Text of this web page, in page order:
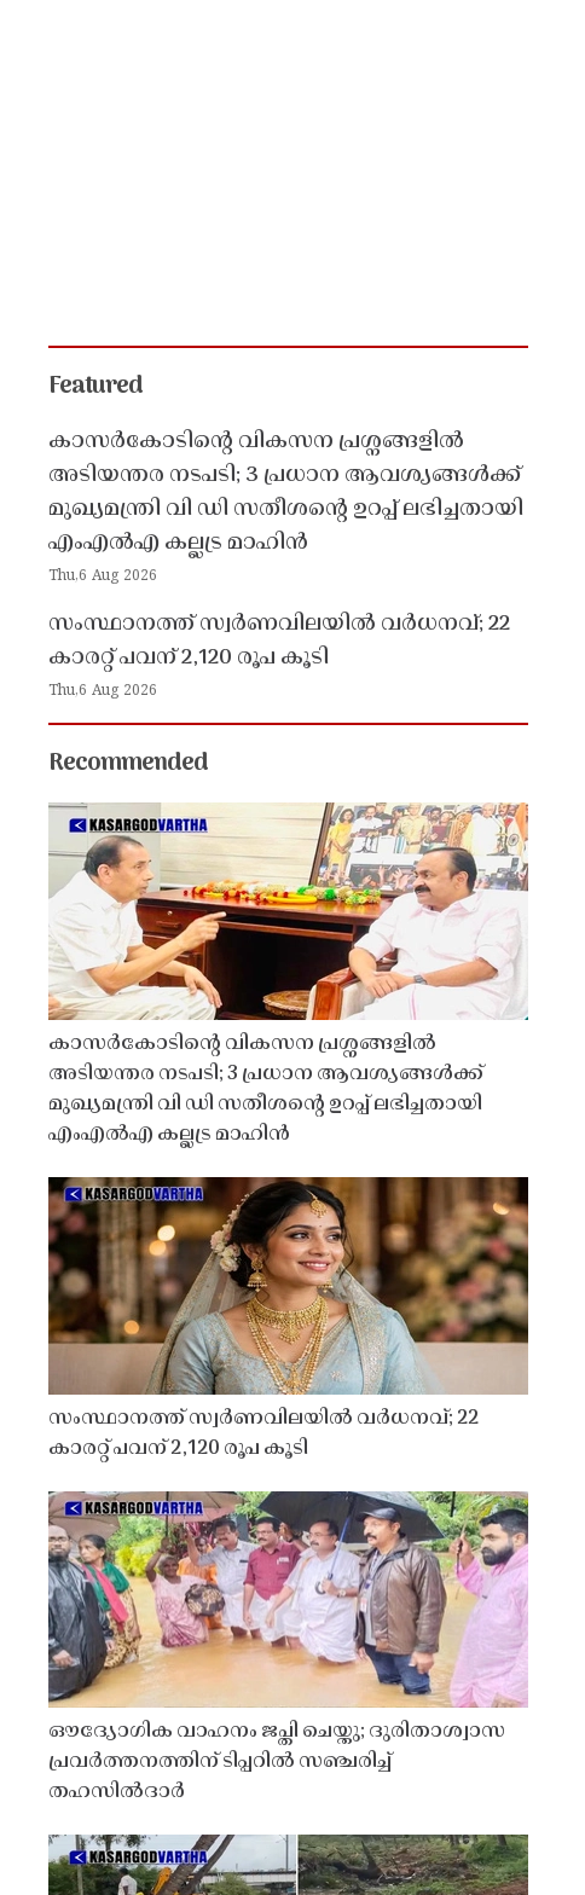
Featured
കാസർകോടിൻ്റെ വികസന പ്രശ്നങ്ങളിൽ
അടിയന്തര നടപടി; 3 പ്രധാന ആവശ്യങ്ങൾക്ക്
മുഖ്യമന്ത്രി വി ഡി സതീശൻ്റെ ഉറപ്പ് ലഭിച്ചതായി
എംഎൽഎ കല്ലട്ര മാഹിൻ
Thu,6 Aug 2026
സംസ്ഥാനത്ത് സ്വർണവിലയിൽ വർധനവ്; 22
കാരറ്റ് പവന് 2,120 രൂപ കൂടി
Thu,6 Aug 2026
Recommended
കാസർകോടിൻ്റെ വികസന പ്രശ്നങ്ങളിൽ
അടിയന്തര നടപടി; 3 പ്രധാന ആവശ്യങ്ങൾക്ക്
മുഖ്യമന്ത്രി വി ഡി സതീശൻ്റെ ഉറപ്പ് ലഭിച്ചതായി
എംഎൽഎ കല്ലട്ര മാഹിൻ
സംസ്ഥാനത്ത് സ്വർണവിലയിൽ വർധനവ്; 22
കാരറ്റ് പവന് 2,120 രൂപ കൂടി
ഔദ്യോഗിക വാഹനം ജപ്തി ചെയ്തു; ദുരിതാശ്വാസ
പ്രവർത്തനത്തിന് ടിപ്പറിൽ സഞ്ചരിച്ച്
തഹസിൽദാർ